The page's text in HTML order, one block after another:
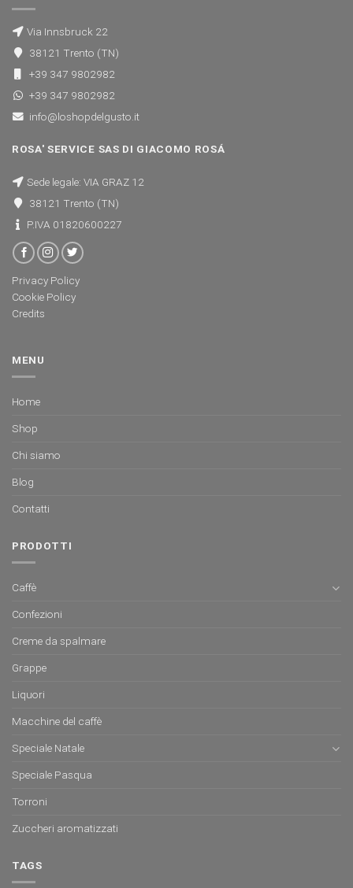
Via Innsbruck 22
38121 Trento (TN)
+39 347 9802982
+39 347 9802982
info@loshopdelgusto.it
ROSA' SERVICE SAS DI GIACOMO ROSÁ
Sede legale: VIA GRAZ 12
38121 Trento (TN)
P.IVA 01820600227
Privacy Policy
Cookie Policy
Credits
MENU
Home
Shop
Chi siamo
Blog
Contatti
PRODOTTI
Caffè
Confezioni
Creme da spalmare
Grappe
Liquori
Macchine del caffè
Speciale Natale
Speciale Pasqua
Torroni
Zuccheri aromatizzati
TAGS